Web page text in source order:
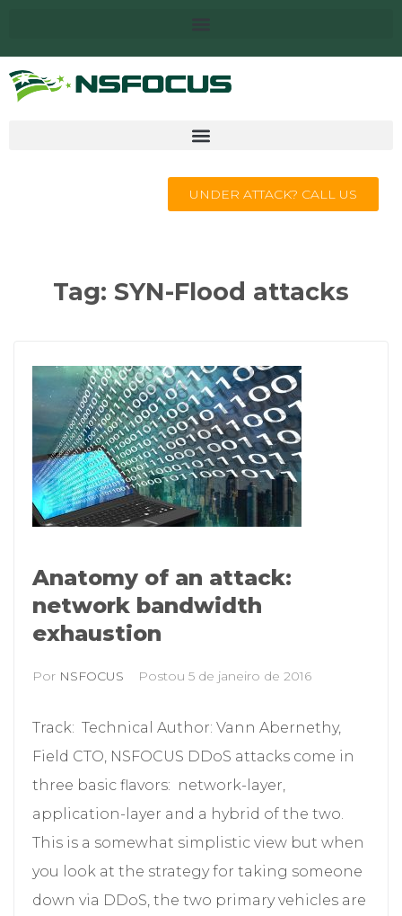
UNDER ATTACK? CALL US
Tag: SYN-Flood attacks
Anatomy of an attack:
network bandwidth
exhaustion
Por NSFOCUS Postou 5 de janeiro de 2016
Track: Technical Author: Vann Abernethy,
Field CTO, NSFOCUS DDoS attacks come in
three basic flavors: network-layer,
application-layer and a hybrid of the two.
This is a somewhat simplistic view but when
you look at the strategy for taking someone
down via DDoS, the two primary vehicles are